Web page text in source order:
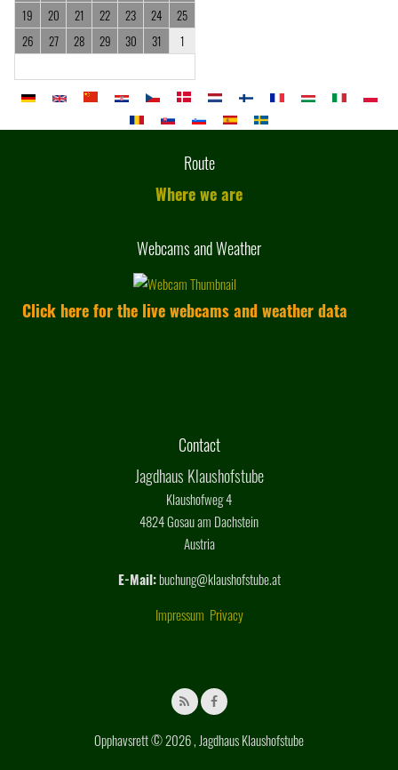
19
20 21 22 23 24
25
26
27 28 29 30 31 1
Route
Where we are
Webcams and Weather
Click here for the live webcams and weather data
Contact
Jagdhaus Klaushofstube
Klaushofweg 4
4824 Gosau am Dachstein
Austria
E-Mail:buchung@klaushofstube.at
Impressum Privacy
Opphavsrett © 2026 , Jagdhaus Klaushofstube